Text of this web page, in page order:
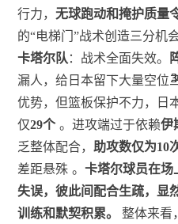
行力，无球跑动和掩护质量
的“电梯门”战术创造三分机会
卡塔尔队 ：战术全面失效。
漏人，给日本留下大量空位
优势，但篮板保护不力，日
仅29个 。进攻端过于依赖伊
乏整体配合，助攻数仅为10
差距悬殊 。卡塔尔球员在场
失误，彼此间配合生疏，显
训练和默契积累。
整体来看